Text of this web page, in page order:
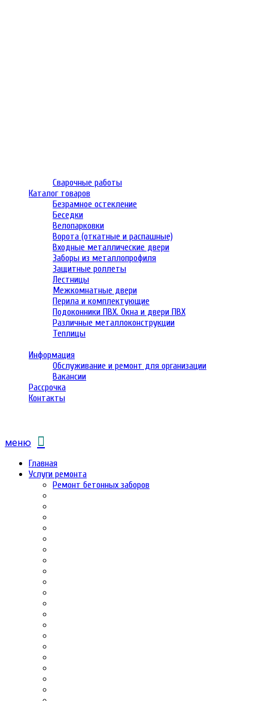
Сварочные работы
Каталог товаров
Безрамное остекление
Беседки
Велопарковки
Ворота (откатные и распашные)
Входные металлические двери
Заборы из металлопрофиля
Защитные роллеты
Лестницы
Межкомнатные двери
Перила и комплектующие
Подоконники ПВХ. Окна и двери ПВХ
Различные металлоконструкции
Теплицы
Информация
Обслуживание и ремонт для организации
Вакансии
Рассрочка
Контакты
меню
Главная
Услуги ремонта
Ремонт бетонных заборов